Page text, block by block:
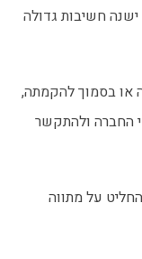
חשיבות גדולה
או בסמוך להקמתה,
החברה ולהתקשר
על מתווה